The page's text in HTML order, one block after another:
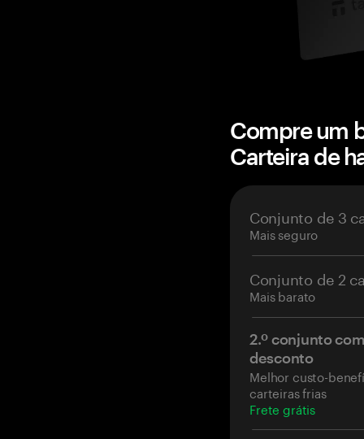
Compre um
Carteira de
Conjunto de 3
Mais seguro
Conjunto de 2
Mais barato
2.º conjunto
desconto
Melhor custo-
carteiras frias
Frete grátis